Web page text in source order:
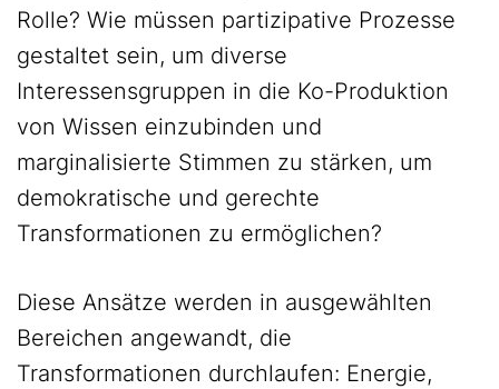
Rolle? Wie müssen partizipative Prozesse
gestaltet sein, um diverse
Interessensgruppen in die Ko-Produktion
von Wissen einzubinden und
marginalisierte Stimmen zu stärken, um
demokratische und gerechte
Transformationen zu ermöglichen?
Diese Ansätze werden in ausgewählten
Bereichen angewandt, die
Transformationen durchlaufen: Energie,